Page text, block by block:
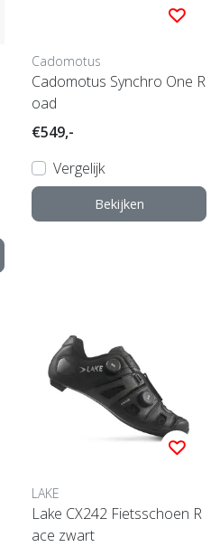
Cadomotus
Cadomotus Synchro One R
oad
€549,-
Vergelijk
Bekijken
LAKE
Lake CX242 Fietsschoen R
ace zwart